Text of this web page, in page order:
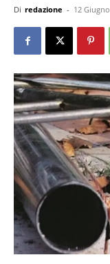
Di redazione - 12